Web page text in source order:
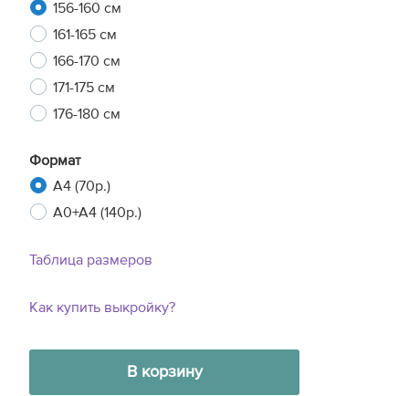
156-160 см
161-165 см
166-170 см
171-175 см
176-180 см
Формат
A4 (70р.)
A0+A4 (140р.)
Таблица размеров
Как купить выкройку?
В корзину